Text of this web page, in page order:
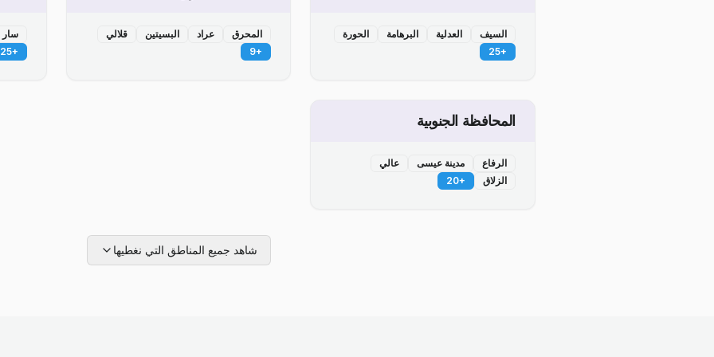
السيف العدلية البرهامة
الحورة
+
25
المحرق عراد البسيتين
قلالي
+
9
سار
+
25
المحافظة الجنوبية
الرفاع مدينة عيسى
عالي
الزلاق
+
20
شاهد جميع المناطق التي نغطيها